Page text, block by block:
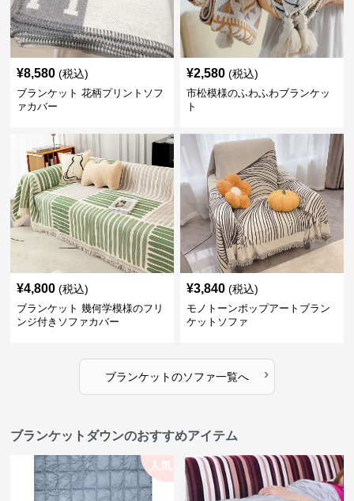
¥8,580 (税込)
ブランケット 花柄プリントソフ
ァカバー
¥2,580 (税込)
市松模様のふわふわブランケッ
ト
¥4,800 (税込)
ブランケット 幾何学模様のフリ
ンジ付きソファカバー
¥3,840 (税込)
モノトーンポップアートブラン
ケットソファ
ブランケットのソファ一覧へ ›
ブランケットダウンのおすすめアイテム
人気